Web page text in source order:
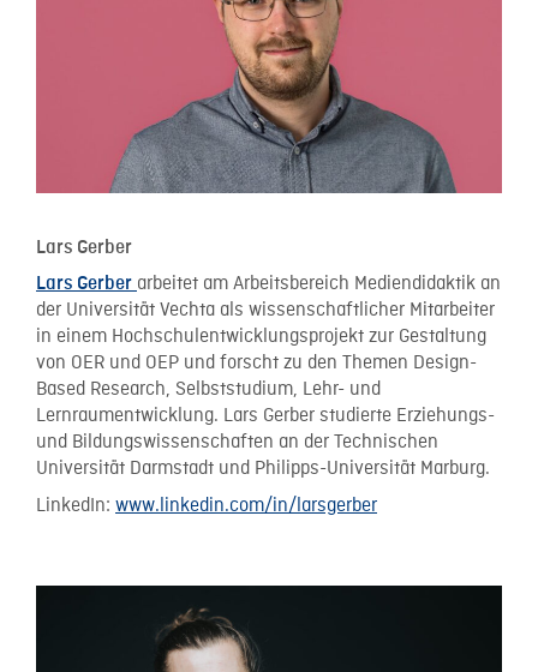
Lars Gerber
Lars Gerber arbeitet am Arbeitsbereich Mediendidaktik an
der Universität Vechta als wissenschaftlicher Mitarbeiter
in einem Hochschulentwicklungsprojekt zur Gestaltung
von OER und OEP und forscht zu den Themen Design-
Based Research, Selbststudium, Lehr- und
Lernraumentwicklung. Lars Gerber studierte Erziehungs-
und Bildungswissenschaften an der Technischen
Universität Darmstadt und Philipps-Universität Marburg.
LinkedIn: www.linkedin.com/in/larsgerber